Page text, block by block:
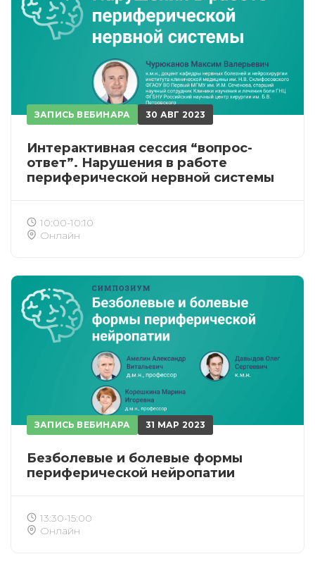
ЗАПИСЬ ВЕБИНАРА 30 АВГ 2023
Интерактивная сессия “вопрос-
ответ”. Нарушения в работе
периферической нервной системы
10:00-10:10
Онлайн
ЗАПИСЬ ВЕБИНАРА 31 МАР 2023
Безболевые и болевые формы
периферической нейропатии
13:30-15:00
Онлайн